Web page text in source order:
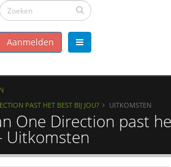
Aanmelden
PAST HET BEST BIJ JOU?
UITKOMSTEN
One Direction past
Uitkomsten